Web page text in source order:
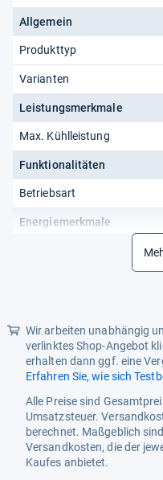
Allgemein
Produkttyp
Varianten
Leistungsmerkmale
Max. Kühlleistung
Funktionalitäten
Betriebsart
Energiemerkmale
Energieeffizienzkl. Heizen
Jahr
SCOP
SEER
Wir arbeiten unabhängig
verlinktes Shop-Angebot
erhalten dann ggf. eine
Erfahren Sie, wie sich
Alle Preise sind
Umsatzsteuer.
berechnet. Maßgeblich
Versandkosten, die der
Kaufes anbietet.